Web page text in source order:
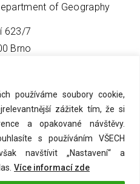
používáme soubory cookie,
zážitek tím, že si
a opakované návštěvy.
s používáním VŠECH
navštívit „Nastavení“ a
Více informací zde
of Geography
623/7
Brno